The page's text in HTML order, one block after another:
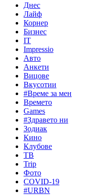
Днес
Лайф
Корнер
Бизнес
IT
Impressio
Авто
Анкети
Вицове
Вкусотии
#Време за мен
Времето
Games
#Здравето ни
Зодиак
Кино
Клубове
ТВ
Trip
Фото
COVID-19
#URBN